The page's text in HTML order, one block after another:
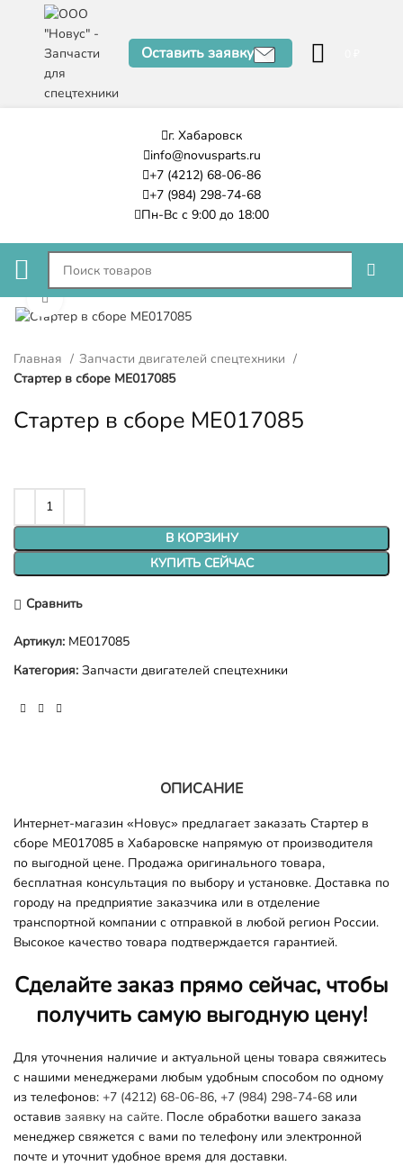
Оставить заявку
г. Хабаровск
info@novusparts.ru
+7 (4212) 68-06-86
+7 (984) 298-74-68
Пн-Вс с 9:00 до 18:00
Нажмите, чтобы увеличить
Главная
Запчасти двигателей спецтехники
Стартер в сборе ME017085
Стартер в сборе ME017085
В КОРЗИНУ
КУПИТЬ СЕЙЧАС
Сравнить
Артикул: ME017085
Категория: Запчасти двигателей спецтехники
ОПИСАНИЕ
Интернет-магазин «Новус» предлагает заказать Стартер в
сборе ME017085 в Хабаровске напрямую от производителя
по выгодной цене. Продажа оригинального товара,
бесплатная консультация по выбору и установке. Доставка по
городу на предприятие заказчика или в отделение
транспортной компании с отправкой в любой регион России.
Высокое качество товара подтверждается гарантией.
Сделайте заказ прямо сейчас, чтобы
получить самую выгодную цену!
Для уточнения наличие и актуальной цены товара свяжитесь
с нашими менеджерами любым удобным способом по одному
из телефонов: +7 (4212) 68-06-86, +7 (984) 298-74-68 или
оставив заявку на сайте. После обработки вашего заказа
менеджер свяжется с вами по телефону или электронной
почте и уточнит удобное время для доставки.